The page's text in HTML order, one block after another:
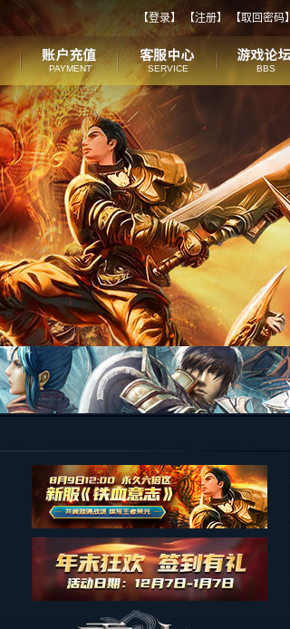
【登录】 【注册】 【取回密码】
PAYMENT SERVICE BBS